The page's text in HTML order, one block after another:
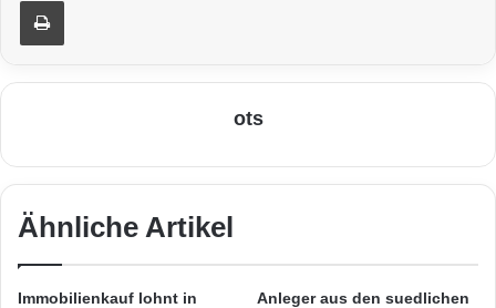
ots
Ähnliche Artikel
Immobilienkauf lohnt in
Anleger aus den suedlichen